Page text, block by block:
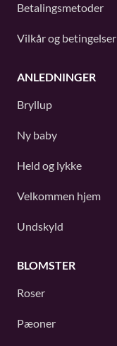
Betalingsmetoder
Vilkår og betingelser
ANLEDNINGER
Bryllup
Ny baby
Held og lykke
Velkommen hjem
Undskyld
BLOMSTER
Roser
Pæoner